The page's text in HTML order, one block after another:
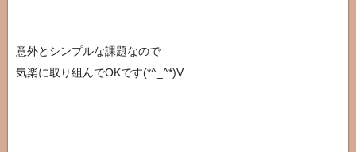
意外とシンプルな課題なので
気楽に取り組んでOKです(*^_^*)V